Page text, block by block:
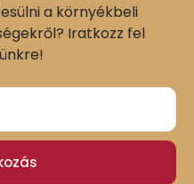
a környékbeli
Iratkozz fel